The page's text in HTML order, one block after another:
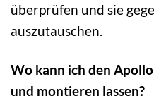
überprüfen und sie
auszutauschen.
Wo kann ich den
und montieren lassen?